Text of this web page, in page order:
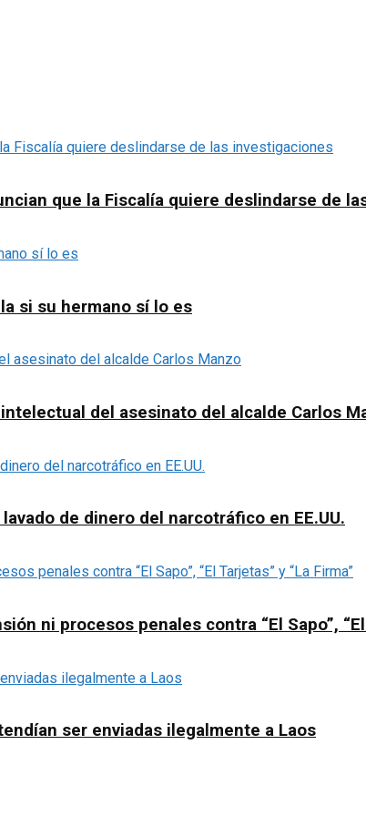
que la Fiscalía quiere deslindarse de
si su hermano sí lo es
del asesinato del alcalde Carlos
de dinero del narcotráfico en EE.UU.
ni procesos penales contra “El Sapo”, “El
ser enviadas ilegalmente a Laos